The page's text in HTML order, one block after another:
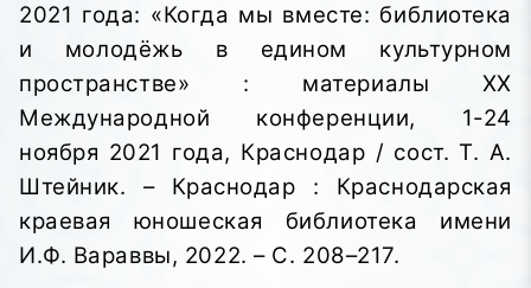
2021 года: «Когда мы вместе: библиотека
и молодёжь в едином культурном
пространстве» : материалы XX
Международной конференции, 1-24
ноября 2021 года, Краснодар / сост. Т. А.
Штейник. – Краснодар : Краснодарская
краевая юношеская библиотека имени
И.Ф. Вараввы, 2022. – С. 208–217.